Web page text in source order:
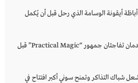
أيقونة الوسامة الذي رحل قبل أن يُكمل
ساندرا بولوك ونيكول كيدمان تفاجئان جمهور “Practical Magic” قبل
شباك التذاكر وتمنح سوني أكبر افتتاح في